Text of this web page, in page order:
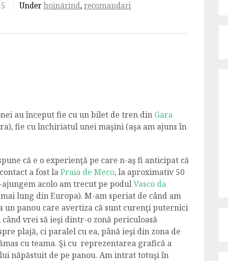
/ Underhoinărind,recomandari
au început fie cu un bilet de tren din Gara
fie cu închiriatul unei maşini (aşa am ajuns în
că e o experienţă pe care n-aş fi anticipat că
a fost laPraia de Meco, la aproximativ 50
ajungem acolo am trecut pe podulVasco da
lung din Europa). M-am speriat de când am
un panou care avertiza că sunt curenţi puternici
vrei să ieşi dintr-o zonă periculoasă
plajă, ci paralel cu ea, până ieşi din zona de
cu teama. Şi cu reprezentarea grafică a
năpăstuit de pe panou. Am intrat totuşi în